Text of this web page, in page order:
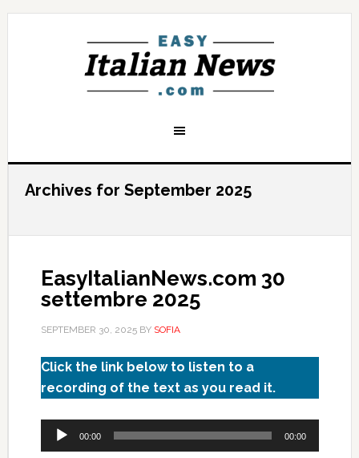
Archives for September 2025
EasyItalianNews.com 30
settembre 2025
SEPTEMBER 30, 2025BY SOFIA
Click the link below to listen to a
recording of the text as you read it.
Audio
Player
00:00 00:00